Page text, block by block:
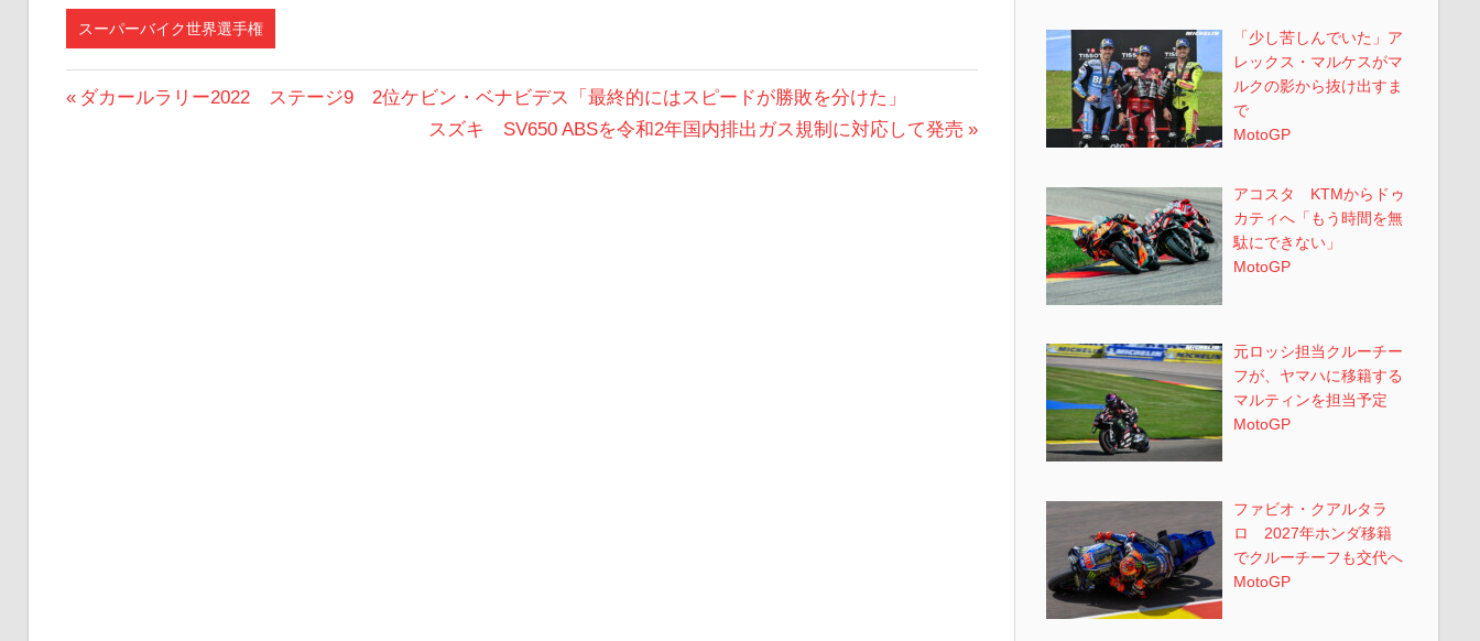
スーパーバイク世界選手権
投
前
ダカールラリー2022 ステージ9 2位ケビン・ベナビデス「最終的にはスピードが勝敗を分けた」
次
スズキ SV650 ABSを令和2年国内排出ガス規制に対応して発売
「少し苦しんでいた」ア
レックス・マルケスがマ
ルクの影から抜け出すま
で
MotoGP
アコスタ KTMからドゥ
カティへ「もう時間を無
駄にできない」
MotoGP
元ロッシ担当クルーチー
フが、ヤマハに移籍する
マルティンを担当予定
MotoGP
ファビオ・クアルタラ
ロ 2027年ホンダ移籍
でクルーチーフも交代へ
MotoGP